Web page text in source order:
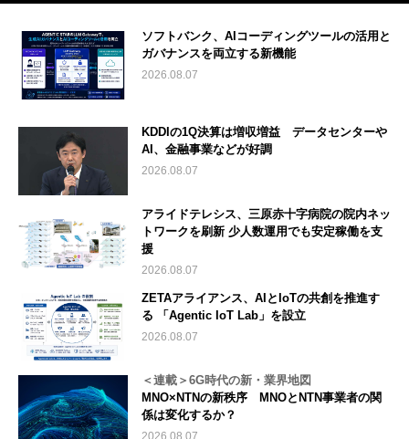
ソフトバンク、AIコーディングツールの活用と
ガバナンスを両立する新機能
2026.08.07
KDDIの1Q決算は増収増益 データセンターや
AI、金融事業などが好調
2026.08.07
アライドテレシス、三原赤十字病院の院内ネッ
トワークを刷新 少人数運用でも安定稼働を支
援
2026.08.07
ZETAアライアンス、AIとIoTの共創を推進す
る 「Agentic IoT Lab」を設立
2026.08.07
＜連載＞6G時代の新・業界地図
MNO×NTNの新秩序 MNOとNTN事業者の関
係は変化するか？